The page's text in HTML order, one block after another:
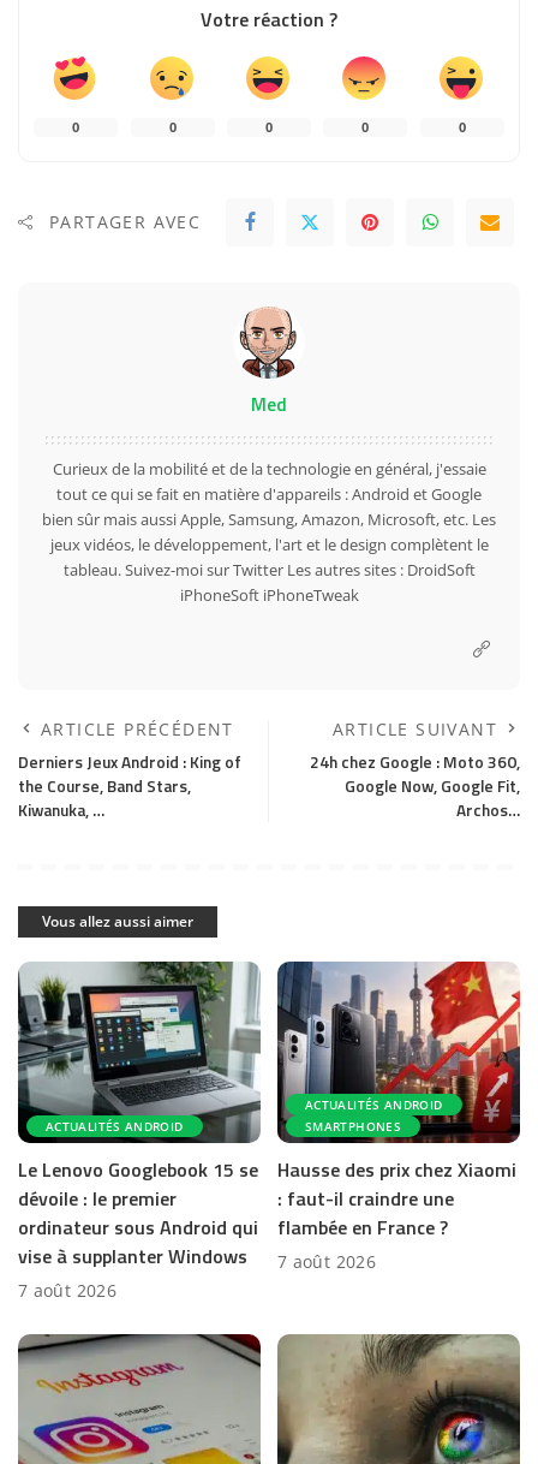
Votre réaction ?
0 0 0 0 0
PARTAGER AVEC
Med
Curieux de la mobilité et de la technologie en général, j'essaie
tout ce qui se fait en matière d'appareils : Android et Google
bien sûr mais aussi Apple, Samsung, Amazon, Microsoft, etc. Les
jeux vidéos, le développement, l'art et le design complètent le
tableau. Suivez-moi surTwitterLes autres sites : DroidSoft
iPhoneSoft iPhoneTweak
ARTICLE PRÉCÉDENT
Derniers Jeux Android : King of
the Course, Band Stars,
Kiwanuka, …
ARTICLE SUIVANT
24h chez Google : Moto 360,
Google Now, Google Fit,
Archos…
Vous allez aussi aimer
ACTUALITÉS ANDROID
Le Lenovo Googlebook 15 se
dévoile : le premier
ordinateur sous Android qui
vise à supplanter Windows
7 août 2026
ACTUALITÉS ANDROID
SMARTPHONES
Hausse des prix chez Xiaomi
: faut-il craindre une
flambée en France ?
7 août 2026